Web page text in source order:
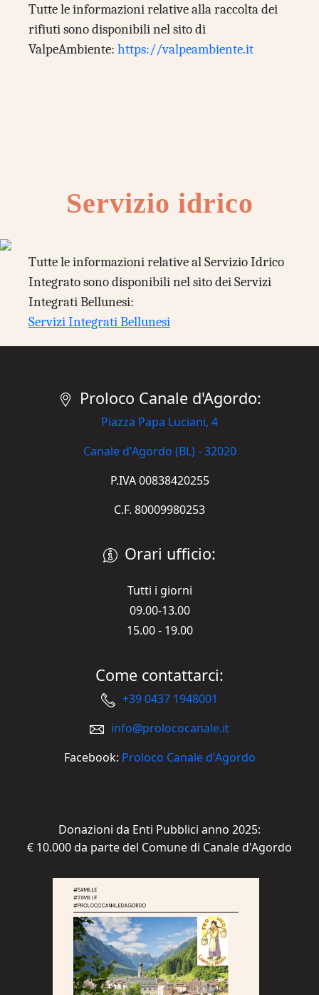
Tutte le informazioni relative alla raccolta dei
rifiuti sono disponibili nel sito di
ValpeAmbiente: https://valpeambiente.it
Servizio idrico
Tutte le informazioni relative al Servizio Idrico
Integrato sono disponibili nel sito dei Servizi
Integrati Bellunesi:
Servizi Integrati Bellunesi
Proloco Canale d'Agordo:
Piazza Papa Luciani, 4
Canale d'Agordo (BL) - 32020
P.IVA 00838420255
C.F. 80009980253
Orari ufficio:
Tutti i giorni
09.00-13.00
15.00 - 19.00
Come contattarci:
+39 0437 1948001
info@prolococanale.it
Facebook: Proloco Canale d'Agordo
Donazioni da Enti Pubblici anno 2025:
€ 10.000 da parte del Comune di Canale d'Agordo